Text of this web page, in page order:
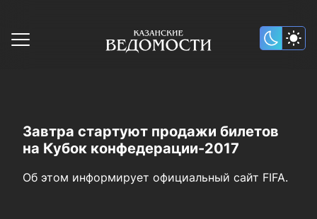
Завтра стартуют продажи билетов
на Кубок конфедерации-2017
Об этом информирует официальный сайт FIFA.